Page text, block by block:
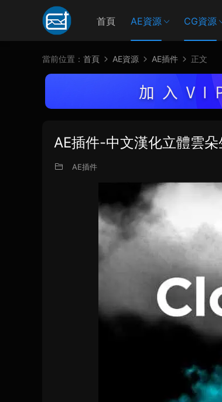
首頁 AE資源 CG資源
當前位置： 首頁 AE資源 AE插件 正文
AE插件-中文漢化立體雲
AE插件